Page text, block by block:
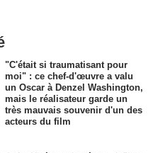
"C'était si traumatisant pour
moi" : ce chef-d'œuvre a valu
un Oscar à Denzel Washington,
mais le réalisateur garde un
très mauvais souvenir d'un des
acteurs du film